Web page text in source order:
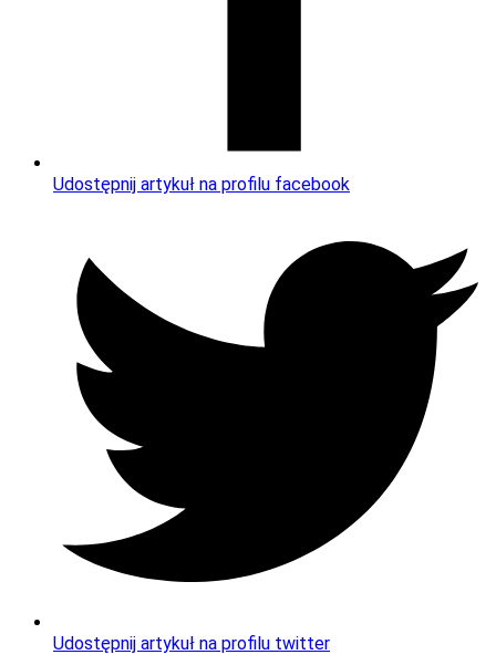
Udostępnij artykuł na profilu facebook
Udostępnij artykuł na profilu twitter